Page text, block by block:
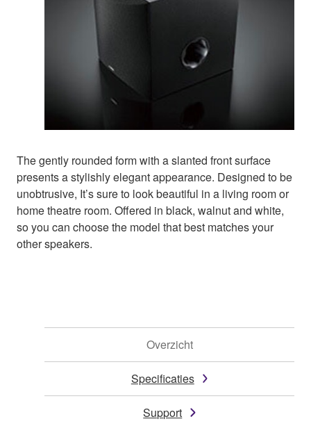
The gently rounded form with a slanted front surface
presents a stylishly elegant appearance. Designed to be
unobtrusive, It’s sure to look beautiful in a living room or
home theatre room. Offered in black, walnut and white,
so you can choose the model that best matches your
other speakers.
Overzicht
Specificaties
Support